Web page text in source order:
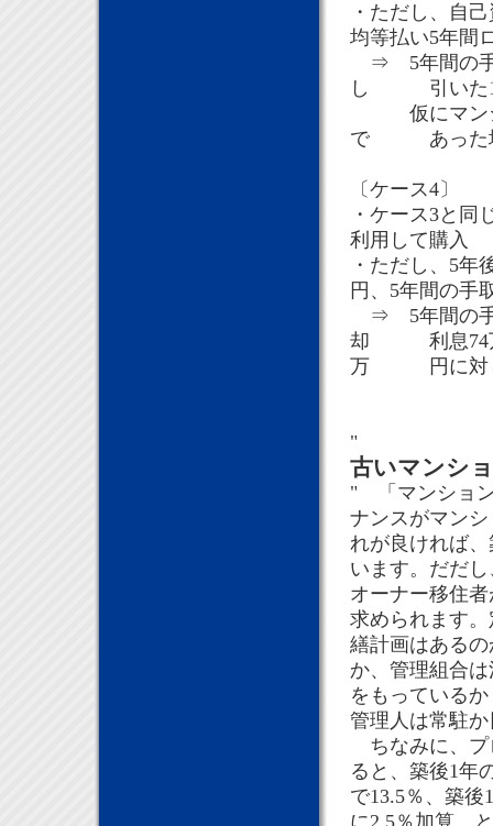
・ただし、自
均等払い5年間
⇒ 5年間の手
し 引いた126
仮にマンシ
で あった場
〔ケース4〕
・ケース3と
利用して購入
・ただし、5
円、5年間の手
⇒ 5年間の手
却 利息74万
万 円に対し
"
古いマンシ
" 「マンション
ナンスがマン
れが良ければ
います。だだ
オーナー移住
求められます
繕計画はある
か、管理組合
をもっている
管理人は常駐
ちなみに、プ
ると、築後1年
で13.5％、築後
に2.5％加算、